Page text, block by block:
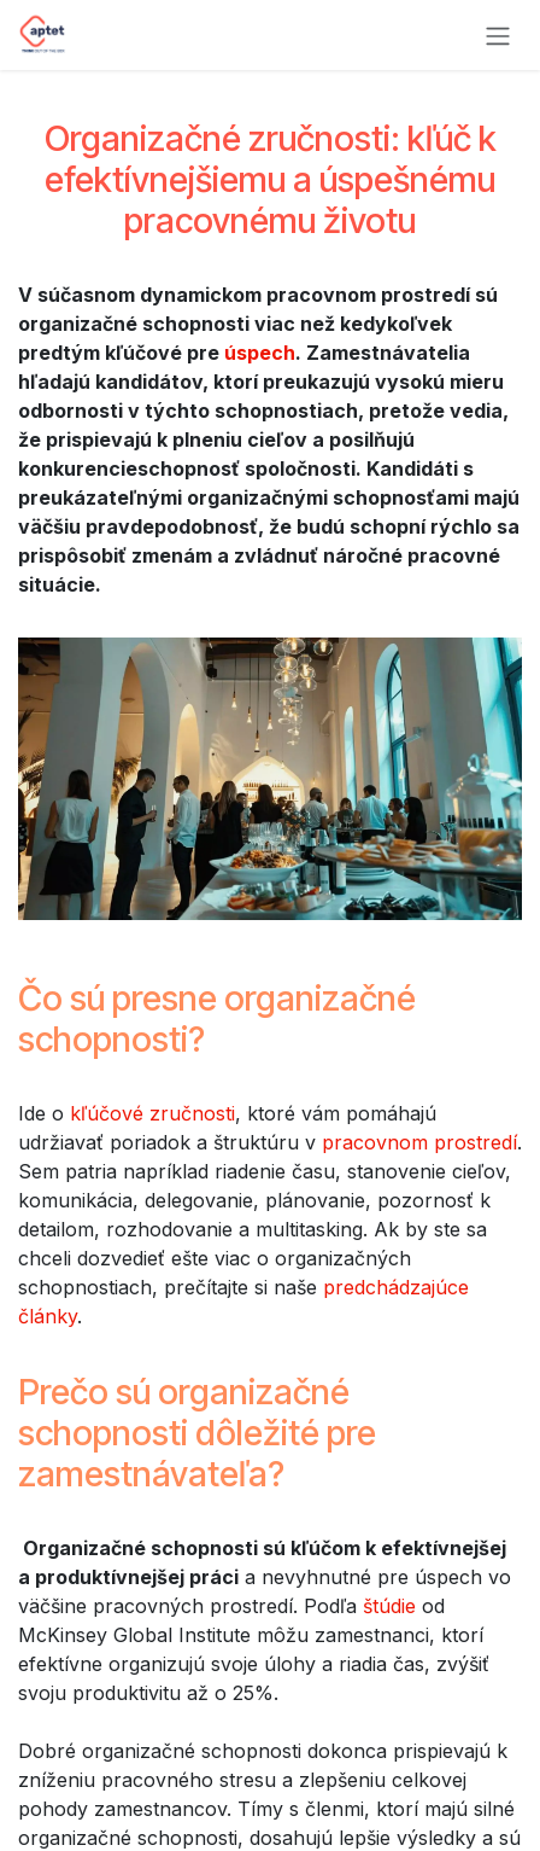
Skip to Content
Organizačné zručnosti: kľúč k
efektívnejšiemu a úspešnému
pracovnému životu
V súčasnom dynamickom pracovnom prostredí sú
organizačné schopnosti viac než kedykoľvek
predtým kľúčové pre úspech. Zamestnávatelia
hľadajú kandidátov, ktorí preukazujú vysokú mieru
odbornosti v týchto schopnostiach, pretože vedia,
že prispievajú k plneniu cieľov a posilňujú
konkurencieschopnosť spoločnosti. Kandidáti s
preukázateľnými organizačnými schopnosťami majú
väčšiu pravdepodobnosť, že budú schopní rýchlo sa
prispôsobiť zmenám a zvládnuť náročné pracovné
situácie.
Čo sú presne organizačné
schopnosti?
Ide o kľúčové zručnosti, ktoré vám pomáhajú
udržiavať poriadok a štruktúru v pracovnom prostredí.
Sem patria napríklad riadenie času, stanovenie cieľov,
komunikácia, delegovanie, plánovanie, pozornosť k
detailom, rozhodovanie a multitasking. Ak by ste sa
chceli dozvedieť ešte viac o organizačných
schopnostiach, prečítajte si naše predchádzajúce
články.
Prečo sú organizačné
schopnosti dôležité pre
zamestnávateľa?
Organizačné schopnosti sú kľúčom k efektívnejšej
a produktívnejšej práci a nevyhnutné pre úspech vo
väčšine pracovných prostredí. Podľa štúdie od
McKinsey Global Institute môžu zamestnanci, ktorí
efektívne organizujú svoje úlohy a riadia čas, zvýšiť
svoju produktivitu až o 25%.
Dobré organizačné schopnosti dokonca prispievajú k
zníženiu pracovného stresu a zlepšeniu celkovej
pohody zamestnancov. Tímy s členmi, ktorí majú silné
organizačné schopnosti, dosahujú lepšie výsledky a sú